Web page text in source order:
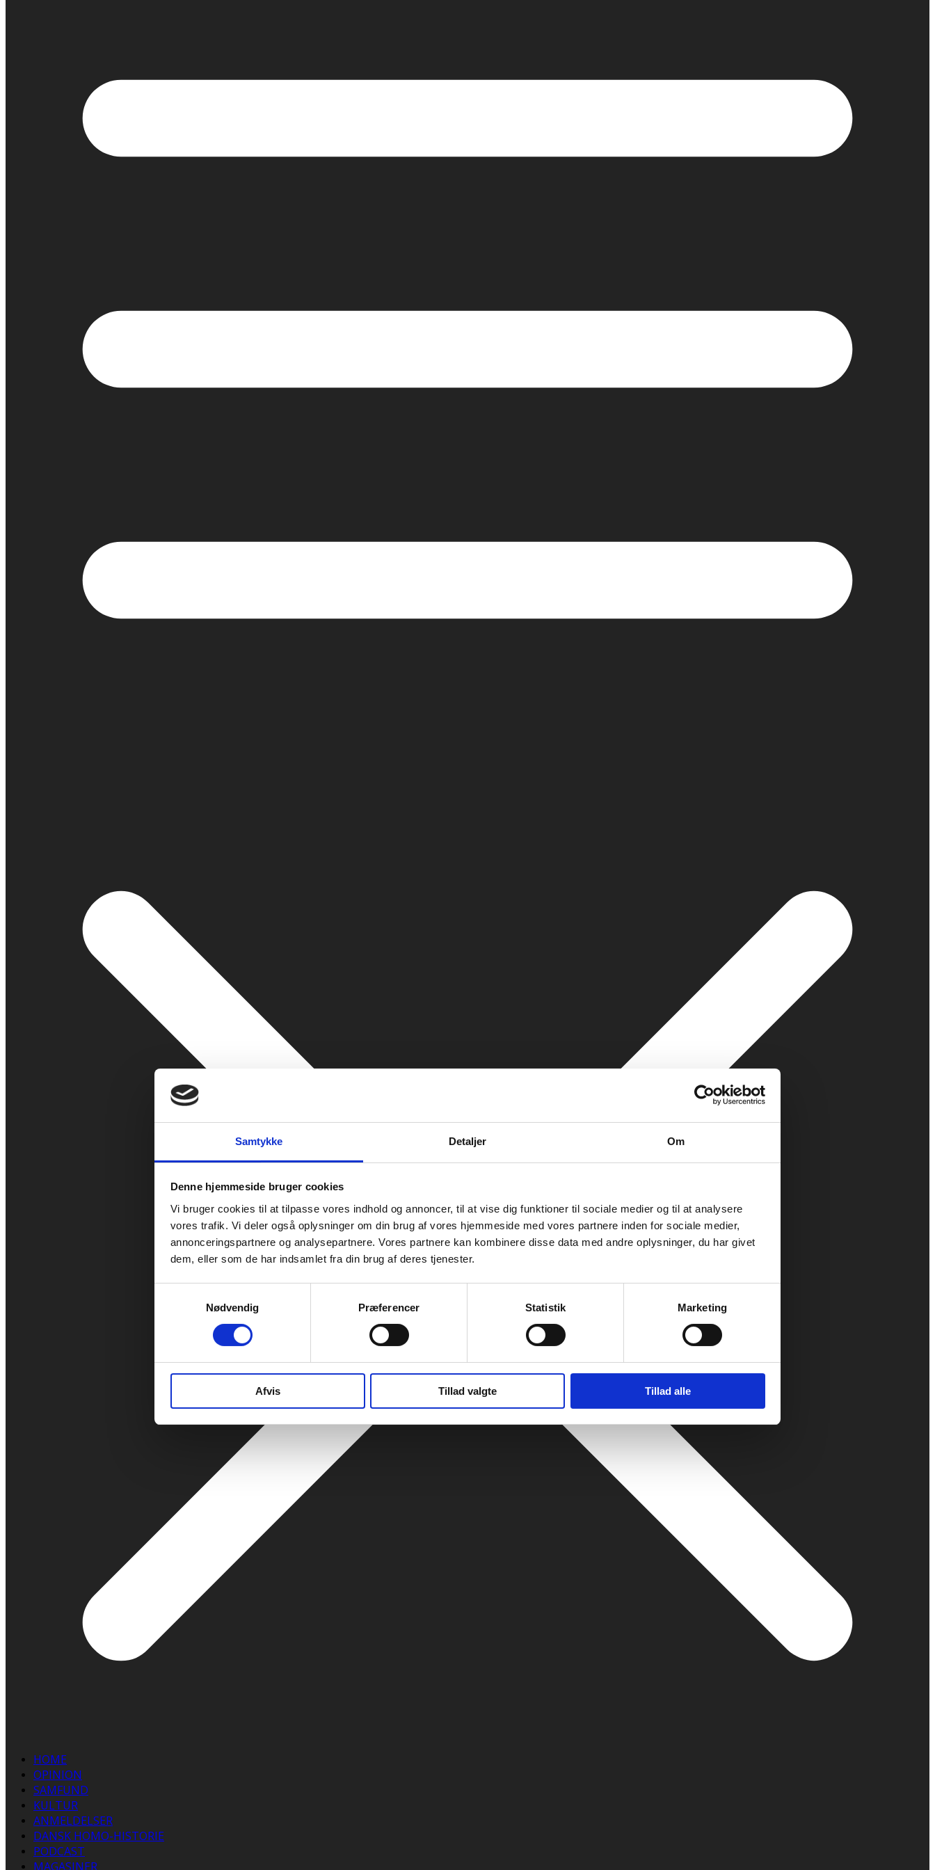
Samtykke Detaljer Om
Denne hjemmeside bruger cookies
Vi bruger cookies til at tilpasse vores indhold og annoncer, til at vise dig funktioner til sociale medier og til at analysere
vores trafik. Vi deler også oplysninger om din brug af vores hjemmeside med vores partnere inden for sociale medier,
annonceringspartnere og analysepartnere. Vores partnere kan kombinere disse data med andre oplysninger, du har givet
dem, eller som de har indsamlet fra din brug af deres tjenester.
Nødvendig
Præferencer Statistik Marketing
Afvis Tillad valgte Tillad alle
HOME
OPINION
SAMFUND
KULTUR
ANMELDELSER
DANSK HOMO-HISTORIE
PODCAST
MAGASINER